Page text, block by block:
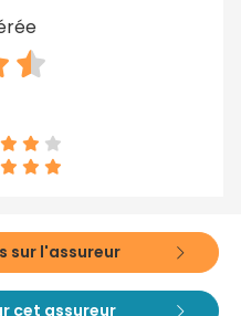
sur l'assureur
cet assureur